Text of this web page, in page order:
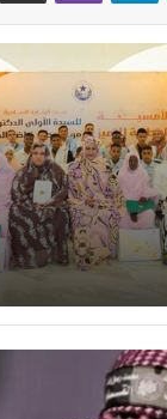
كتاب الله
الوطنية
تكرم المتفوقين في